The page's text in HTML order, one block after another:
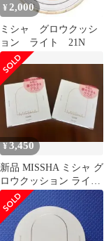
¥ 2,000
ミシャ グロウクッシ
ョン ライト 21N
¥3,450
新品 MISSHA ミシャ グ
ロウクッション ライト
No.21P 2個セット